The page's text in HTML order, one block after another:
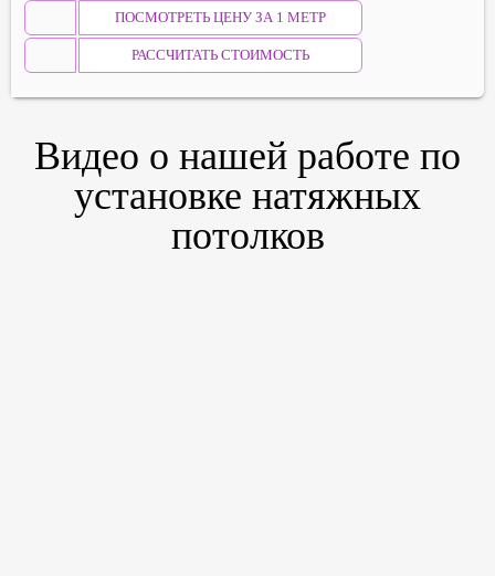
ПОСМОТРЕТЬ ЦЕНУ ЗА 1 МЕТР
РАССЧИТАТЬ СТОИМОСТЬ
Видео о нашей работе по
установке натяжных
потолков